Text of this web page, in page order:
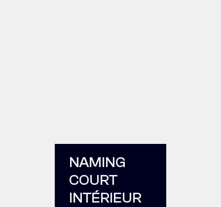
NAMING
COURT
INTÉRIEUR